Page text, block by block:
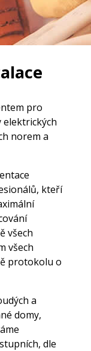
pro
norem a
kteří
všech
všech
protokolu o
a
domy,
dle